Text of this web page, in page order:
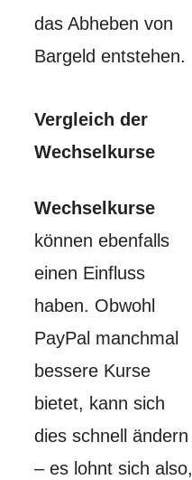
das Abheben von
Bargeld entstehen.
Vergleich der
Wechselkurse
Wechselkurse
können ebenfalls
einen Einfluss
haben. Obwohl
PayPal manchmal
bessere Kurse
bietet, kann sich
dies schnell ändern
– es lohnt sich also,